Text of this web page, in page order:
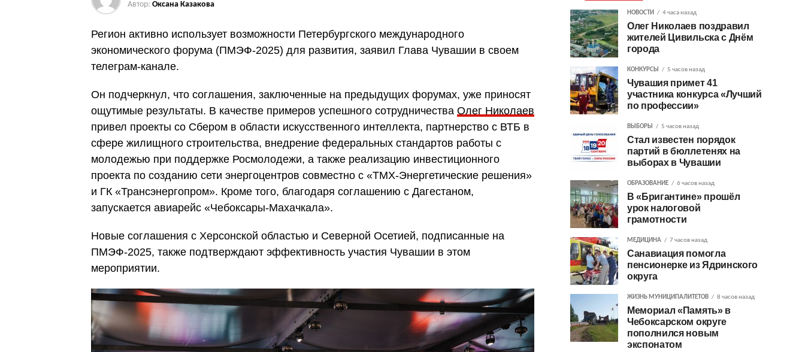
Автор: Оксана Казакова
Регион активно использует возможности Петербургского международного
экономического форума (ПМЭФ-2025) для развития, заявил Глава Чувашии в своем
телеграм-канале.
Он подчеркнул, что соглашения, заключенные на предыдущих форумах, уже приносят
ощутимые результаты. В качестве примеров успешного сотрудничества Олег Николаев
привел проекты со Сбером в области искусственного интеллекта, партнерство с ВТБ в
сфере жилищного строительства, внедрение федеральных стандартов работы с
молодежью при поддержке Росмолодежи, а также реализацию инвестиционного
проекта по созданию сети энергоцентров совместно с «ТМХ-Энергетические решения»
и ГК «Трансэнергопром». Кроме того, благодаря соглашению с Дагестаном,
запускается авиарейс «Чебоксары-Махачкала».
Новые соглашения с Херсонской областью и Северной Осетией, подписанные на
ПМЭФ-2025, также подтверждают эффективность участия Чувашии в этом
мероприятии.
НОВОСТИ 4 часа назад
Олег Николаев поздравил
жителей Цивильска с Днём
города
КОНКУРСЫ 5 часов назад
Чувашия примет 41
участника конкурса «Лучший
по профессии»
ВЫБОРЫ 5 часов назад
Стал известен порядок
партий в бюллетенях на
выборах в Чувашии
ОБРАЗОВАНИЕ 6 часов назад
В «Бригантине» прошёл
урок налоговой
грамотности
МЕДИЦИНА 7 часов назад
Санавиация помогла
пенсионерке из Ядринского
округа
ЖИЗНЬ МУНИЦИПАЛИТЕТОВ 8 часов назад
Мемориал «Память» в
Чебоксарском округе
пополнился новым
экспонатом